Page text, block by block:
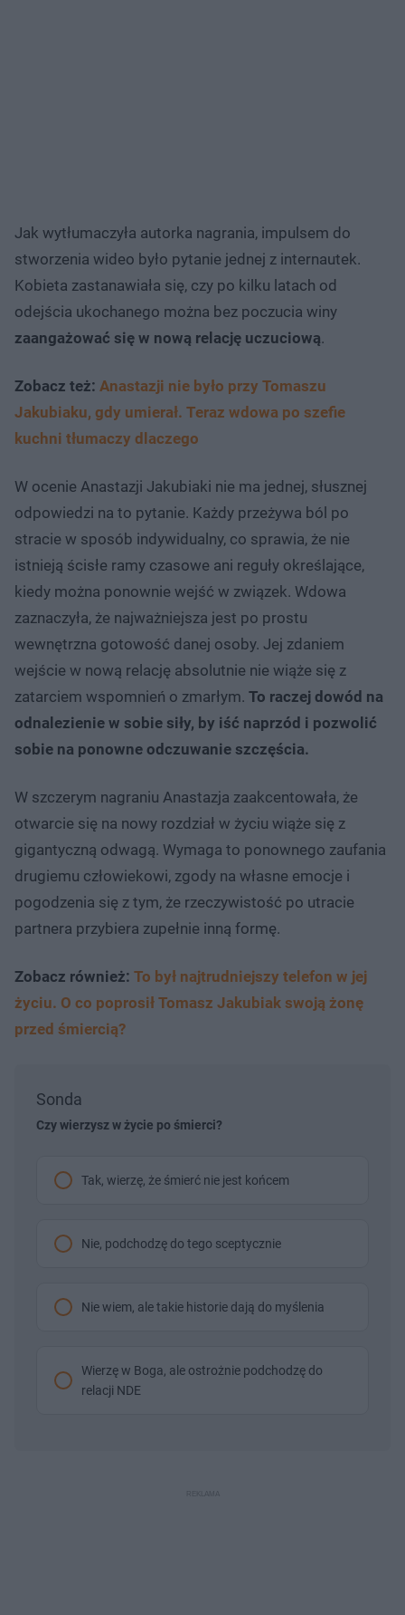
Jak wytłumaczyła autorka nagrania, impulsem do
stworzenia wideo było pytanie jednej z internautek.
Kobieta zastanawiała się, czy po kilku latach od
odejścia ukochanego można bez poczucia winy
zaangażować się w nową relację uczuciową.
Zobacz też: Anastazji nie było przy Tomaszu
Jakubiaku, gdy umierał. Teraz wdowa po szefie
kuchni tłumaczy dlaczego
W ocenie Anastazji Jakubiaki nie ma jednej, słusznej
odpowiedzi na to pytanie. Każdy przeżywa ból po
stracie w sposób indywidualny, co sprawia, że nie
istnieją ścisłe ramy czasowe ani reguły określające,
kiedy można ponownie wejść w związek. Wdowa
zaznaczyła, że najważniejsza jest po prostu
wewnętrzna gotowość danej osoby. Jej zdaniem
wejście w nową relację absolutnie nie wiąże się z
zatarciem wspomnień o zmarłym. To raczej dowód na
odnalezienie w sobie siły, by iść naprzód i pozwolić
sobie na ponowne odczuwanie szczęścia.
W szczerym nagraniu Anastazja zaakcentowała, że
otwarcie się na nowy rozdział w życiu wiąże się z
gigantyczną odwagą. Wymaga to ponownego zaufania
drugiemu człowiekowi, zgody na własne emocje i
pogodzenia się z tym, że rzeczywistość po utracie
partnera przybiera zupełnie inną formę.
Zobacz również: To był najtrudniejszy telefon w jej
życiu. O co poprosił Tomasz Jakubiak swoją żonę
przed śmiercią?
Sonda
Czy wierzysz w życie po śmierci?
Tak, wierzę, że śmierć nie jest końcem
Nie, podchodzę do tego sceptycznie
Nie wiem, ale takie historie dają do myślenia
Wierzę w Boga, ale ostrożnie podchodzę do
relacji NDE